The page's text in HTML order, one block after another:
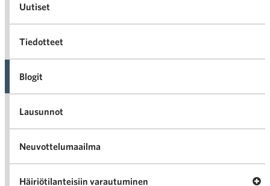
Uutiset
Tiedotteet
Blogit
Lausunnot
Neuvottelumaailma
Häiriötilanteisiin varautuminen